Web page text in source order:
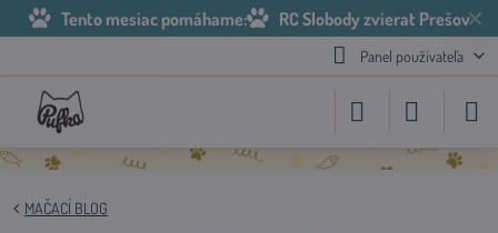
✕
Tento mesiac pomáhame: RC Slobody zvierat Prešov
Panel používateľa
MAČACÍ BLOG